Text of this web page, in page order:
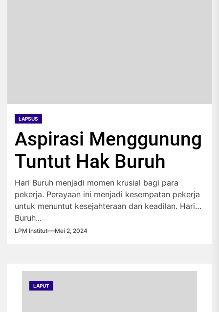
LAPSUS
Aspirasi Menggunung
Tuntut Hak Buruh
Hari Buruh menjadi momen krusial bagi para
pekerja. Perayaan ini menjadi kesempatan pekerja
untuk menuntut kesejahteraan dan keadilan. Hari
Buruh...
LPM Institut Mei 2, 2024
LAPUT